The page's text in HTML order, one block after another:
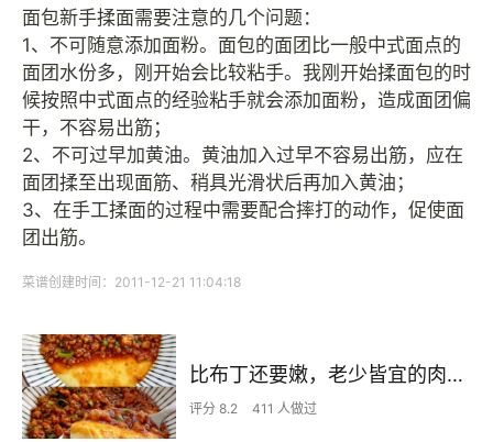
面包新手揉面需要注意的几个问题：
1、不可随意添加面粉。面包的面团比一般中式面点的
面团水份多，刚开始会比较粘手。我刚开始揉面包的时
候按照中式面点的经验粘手就会添加面粉，造成面团偏
干，不容易出筋；
2、不可过早加黄油。黄油加入过早不容易出筋，应在
面团揉至出现面筋、稍具光滑状后再加入黄油；
3、在手工揉面的过程中需要配合摔打的动作，促使面
团出筋。
菜谱创建时间：2011-12-21 11:04:18
比布丁还要嫩，老少皆宜的肉沫蒸蛋
评分 8.2 411 人做过